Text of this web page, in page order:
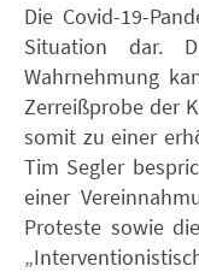
Die Covid-19-
Situation dar.
Wahrnehmung
Zerreißprobe der
somit zu einer
Tim Segler
einer
Proteste sowie